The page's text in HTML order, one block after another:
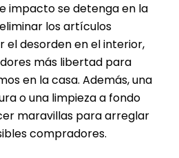
impacto se detenga en la
los artículos
el desorden en el interior,
más libertad para
en la casa. Además, una
o una limpieza a fondo
maravillas para arreglar
compradores.